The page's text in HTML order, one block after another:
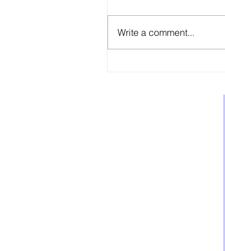
Kjøp AOD-9604 i Norge
Write a comment...